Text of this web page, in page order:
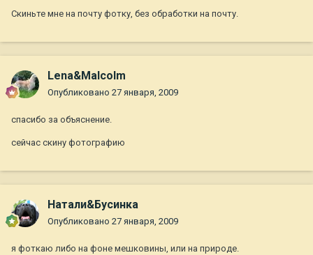
Скиньте мне на почту фотку, без обработки на почту.
Lena&Malcolm
Опубликовано 27 января, 2009
спасибо за объяснение.
сейчас скину фотографию
Натали&Бусинка
Опубликовано 27 января, 2009
я фоткаю либо на фоне мешковины, или на природе.